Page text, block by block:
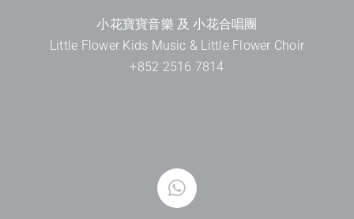
小花寶寶音樂 及 小花合唱團
Little Flower Kids Music & Little Flower Choir
+852 2516 7814